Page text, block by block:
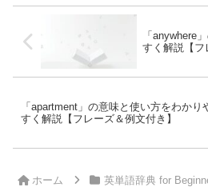
「anywhere
すく解説【フ
「apartment」の意味と使い方をわかり
すく解説【フレーズ＆例文付き】
ホーム 英単語辞典 for